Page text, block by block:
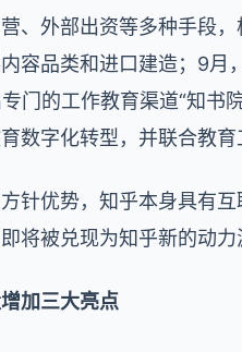
、外部出资等多种手段
内容品类和进口建造；9
门的工作教育渠道“知书
数字化转型，并联合教
针优势，知乎本身具有
将被兑现为知乎新的动力
加三大亮点